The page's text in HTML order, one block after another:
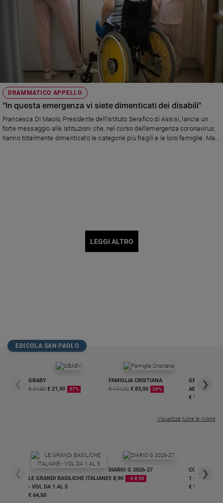
DRAMMATICO APPELLO
"In questa emergenza vi siete dimenticati dei disabili"
Francesca Di Maolo, Presidente dell’Istituto Serafico di Assisi, lancia un
forte messaggio alle Istituzioni che, nel corso dell’emergenza coronavirus,
hanno totalmente dimenticato le categorie più fragili e le loro famiglie. Ma
LEGGI ALTRO
EDICOLA SAN PAOLO
❮
GBABY
€ 34,80 € 21,90 37%
FAMIGLIA CRISTIANA
€ 104,00 € 83,00 20%
GBABY
€ 16,99
❯
Visualizza tutte le riviste
❮
LE GRANDI BASILICHE ITALIANE
- VOL DA 1 AL 5
€ 64,50
DIARIO G 2026-27
€ 8,90
- € 8,90
COLLANA
1 - 2
€ 18,50
❯